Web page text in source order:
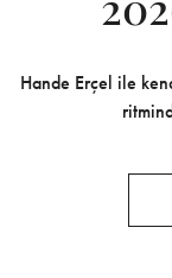
Hande Erçel ile